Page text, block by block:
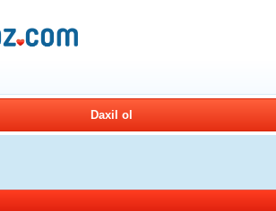
Daxil ol